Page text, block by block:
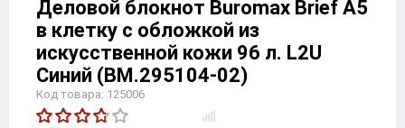
Деловой блокнот Buromax Brief А5
в клетку с обложкой из
искусственной кожи 96 л. L2U
Синий (BM.295104-02)
Код товара: 125006